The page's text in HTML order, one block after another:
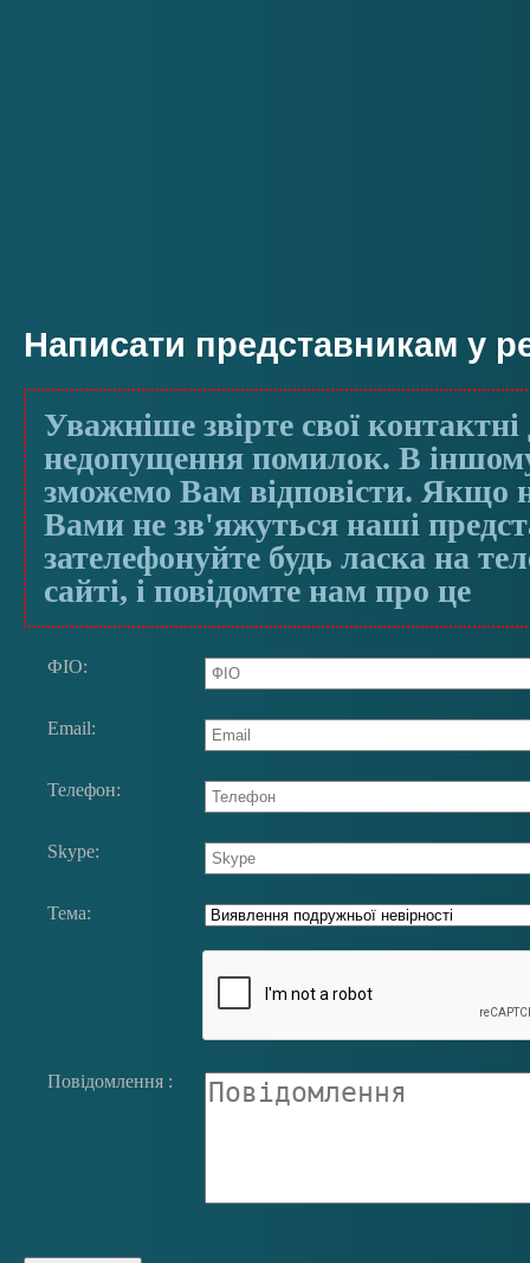
Написати представникам у
Уважніше звірте свої контактні
недопущення помилок. В
зможемо Вам відповісти. Якщо
Вами не зв'яжуться наші
зателефонуйте будь ласка на
сайті, і повідомте нам про це
ФIО:
Email:
Телефон:
Skype:
Тема:
Повідомлення :